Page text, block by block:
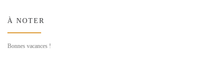
À NOTER
Bonnes vacances !